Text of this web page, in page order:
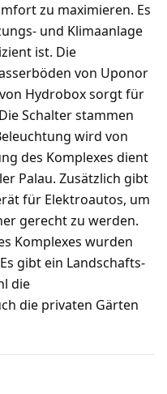
zu maximieren. Es
und Klimaanlage
ist. Die
von Uponor
Hydrobox sorgt für
Schalter stammen
wird von
des Komplexes dient
Palau. Zusätzlich gibt
für Elektroautos, um
gerecht zu werden.
Komplexes wurden
gibt ein Landschafts-
die
die privaten Gärten